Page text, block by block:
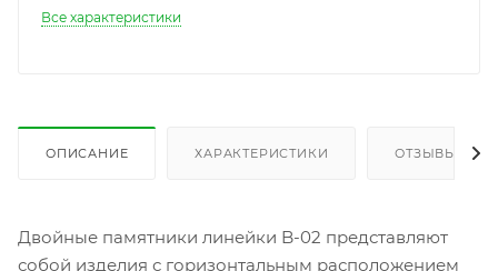
Все характеристики
ОПИСАНИЕ ХАРАКТЕРИСТИКИ ОТЗЫВЫ
Двойные памятники линейки B-02 представляют
собой изделия с горизонтальным расположением